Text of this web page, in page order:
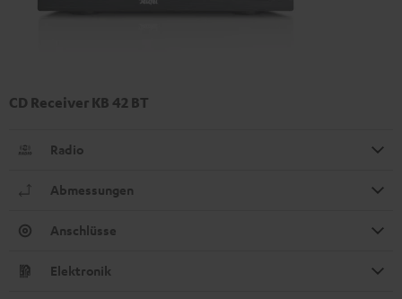
CD Receiver KB 42 BT
Radio
Abmessungen
Anschlüsse
Elektronik